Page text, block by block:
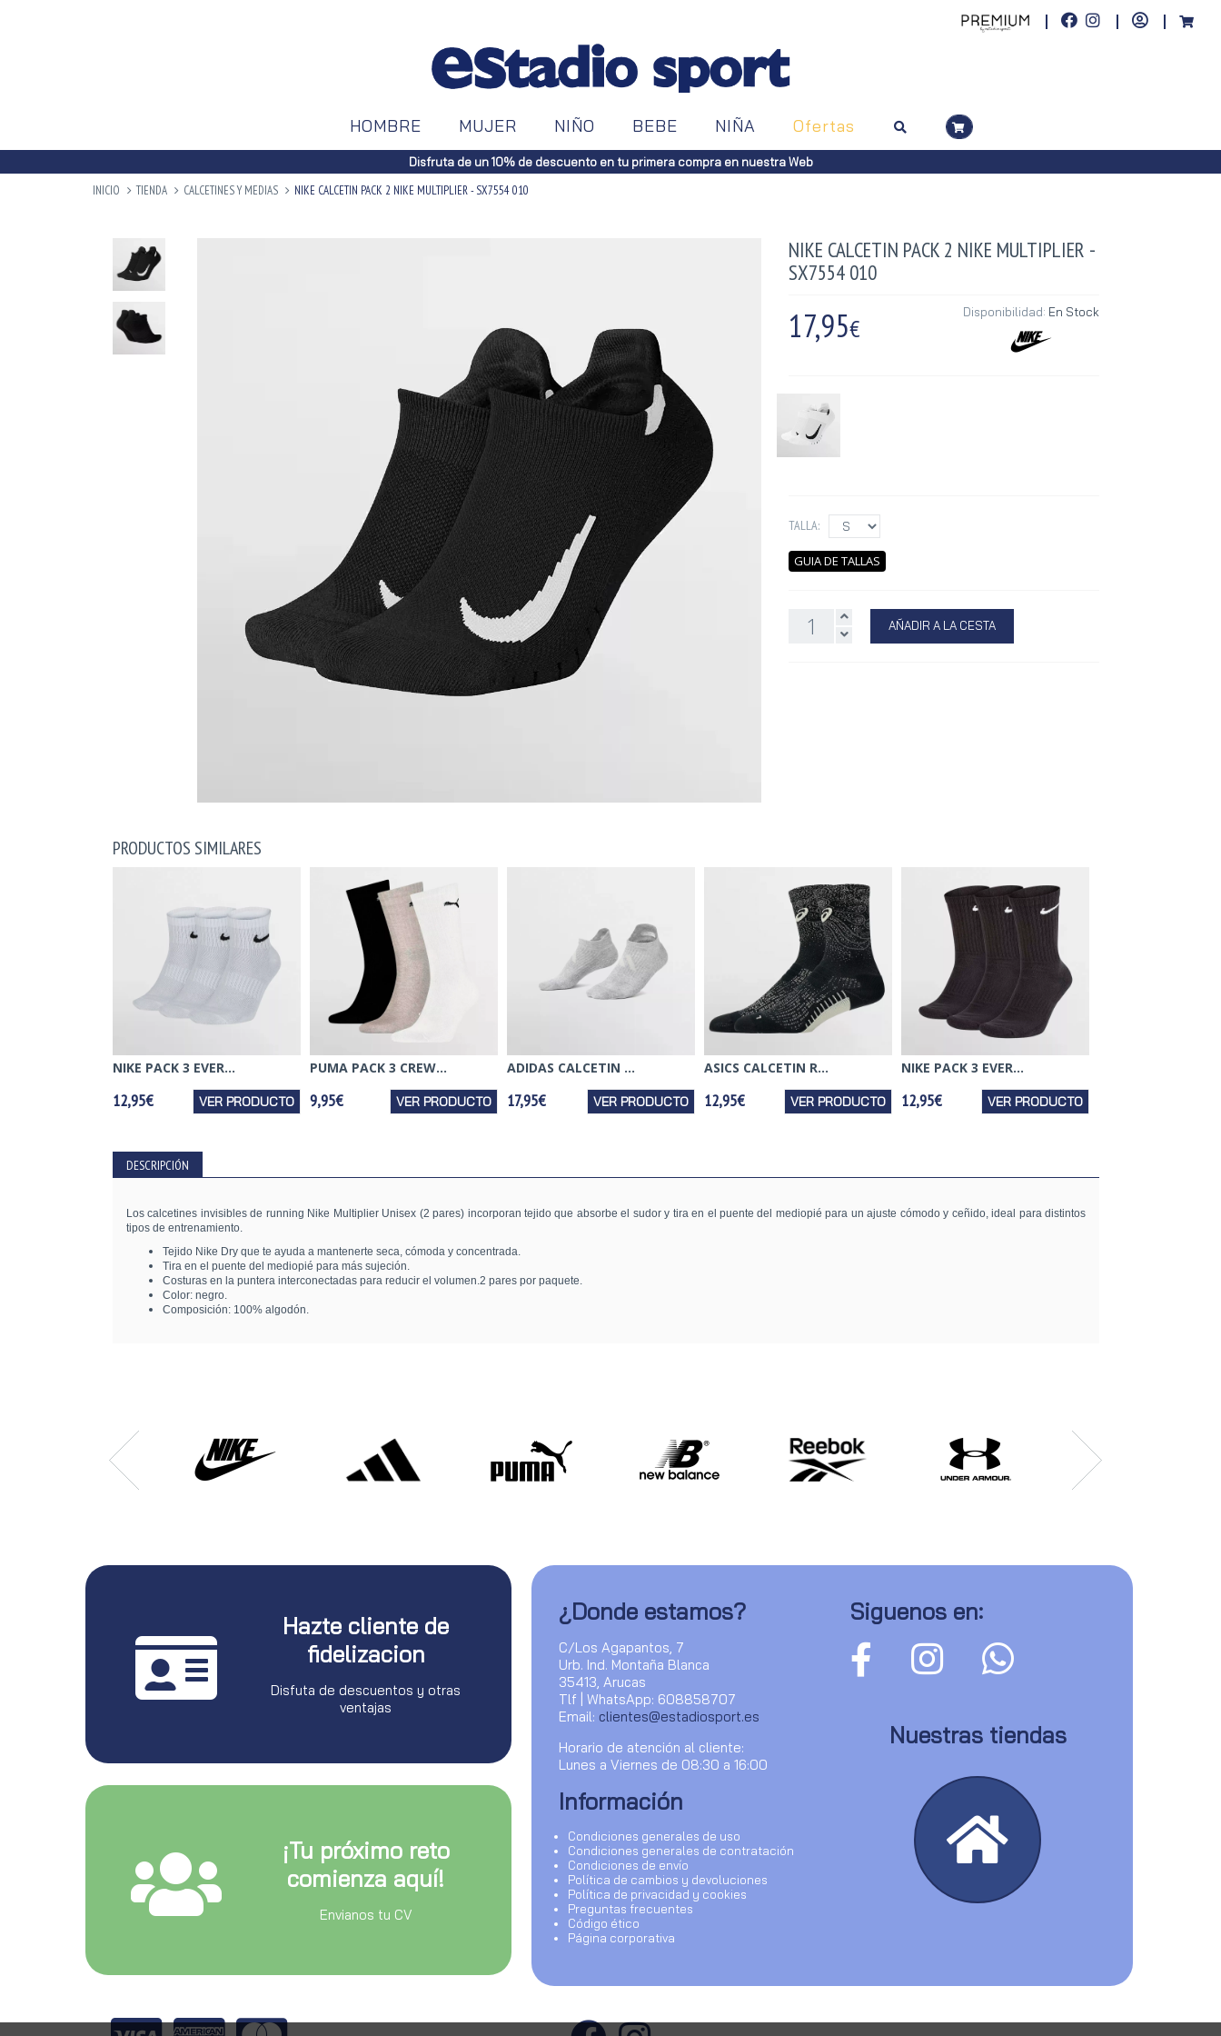
HOMBRE MUJER NIÑO BEBE NIÑA Ofertas
Disfruta de un 10% de descuento en tu primera compra en nuestra Web
INICIO TIENDA CALCETINES Y MEDIAS NIKE CALCETIN PACK 2 NIKE MULTIPLIER - SX7554 010
NIKE CALCETIN PACK 2 NIKE MULTIPLIER -
SX7554 010
17,95€
Disponibilidad: En Stock
TALLA:
GUIA DE TALLAS
AÑADIR A LA CESTA
PRODUCTOS SIMILARES
NIKE PACK 3 EVER...
12,95€ VER PRODUCTO
PUMA PACK 3 CREW...
9,95€ VER PRODUCTO
ADIDAS CALCETIN ...
17,95€ VER PRODUCTO
ASICS CALCETIN R...
12,95€ VER PRODUCTO
NIKE PACK 3 EVER...
12,95€ VER PRODUCTO
DESCRIPCIÓN
Los calcetines invisibles de running Nike Multiplier Unisex (2 pares) incorporan tejido que absorbe el sudor y tira en el puente del mediopié para un ajuste cómodo y ceñido, ideal para distintos
tipos de entrenamiento.
Tejido Nike Dry que te ayuda a mantenerte seca, cómoda y concentrada.
Tira en el puente del mediopié para más sujeción.
Costuras en la puntera interconectadas para reducir el volumen.2 pares por paquete.
Color: negro.
Composición: 100% algodón.
Hazte cliente de
fidelizacion
Disfuta de descuentos y otras
ventajas
¡Tu próximo reto
comienza aquí!
Envianos tu CV
¿Donde estamos?
C/Los Agapantos, 7
Urb. Ind. Montaña Blanca
35413, Arucas
Tlf | WhatsApp: 608858707
Email: clientes@estadiosport.es
Horario de atención al cliente:
Lunes a Viernes de 08:30 a 16:00
Información
Condiciones generales de uso
Condiciones generales de contratación
Condiciones de envío
Política de cambios y devoluciones
Política de privacidad y cookies
Preguntas frecuentes
Código ético
Página corporativa
Siguenos en:
Nuestras tiendas